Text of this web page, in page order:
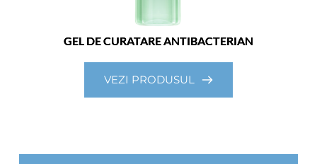
GEL DE CURATARE ANTIBACTERIAN
VEZI PRODUSUL